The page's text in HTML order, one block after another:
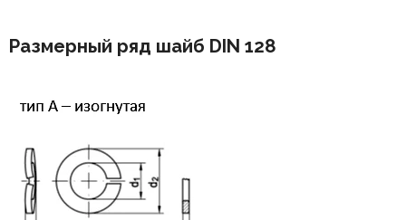
Размерный ряд шайб DIN 128